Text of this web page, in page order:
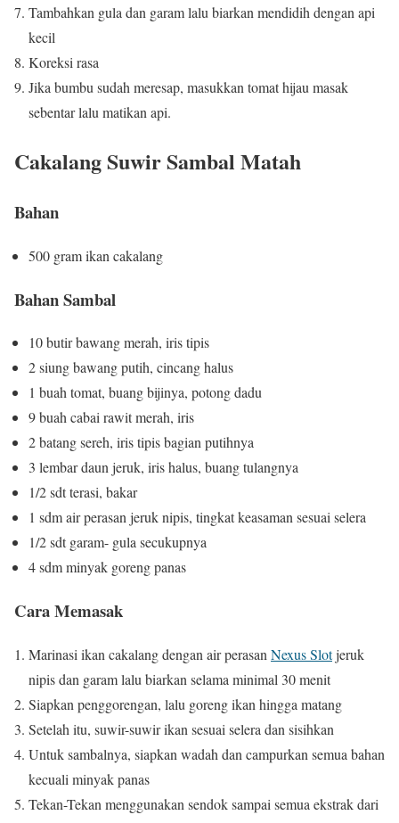
Tambahkan gula dan garam lalu biarkan mendidih dengan api
kecil
Koreksi rasa
Jika bumbu sudah meresap, masukkan tomat hijau masak
sebentar lalu matikan api.
Cakalang Suwir Sambal Matah
Bahan
500 gram ikan cakalang
Bahan Sambal
10 butir bawang merah, iris tipis
2 siung bawang putih, cincang halus
1 buah tomat, buang bijinya, potong dadu
9 buah cabai rawit merah, iris
2 batang sereh, iris tipis bagian putihnya
3 lembar daun jeruk, iris halus, buang tulangnya
1/2 sdt terasi, bakar
1 sdm air perasan jeruk nipis, tingkat keasaman sesuai selera
1/2 sdt garam- gula secukupnya
4 sdm minyak goreng panas
Cara Memasak
Marinasi ikan cakalang dengan air perasan Nexus Slotjeruk
nipis dan garam lalu biarkan selama minimal 30 menit
Siapkan penggorengan, lalu goreng ikan hingga matang
Setelah itu, suwir-suwir ikan sesuai selera dan sisihkan
Untuk sambalnya, siapkan wadah dan campurkan semua bahan
kecuali minyak panas
Tekan-Tekan menggunakan sendok sampai semua ekstrak dari